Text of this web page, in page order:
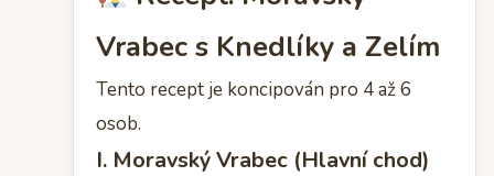
Vrabec s Knedlíky a Zelím
Tento recept je koncipován pro 4 až 6
osob.
I. Moravský Vrabec (Hlavní chod)